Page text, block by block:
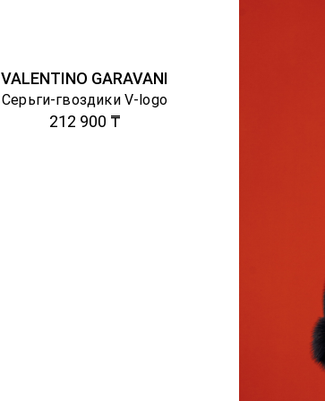
VALENTINO GARAVANI
Серьги-гвоздики V-logo
212 900 ₸